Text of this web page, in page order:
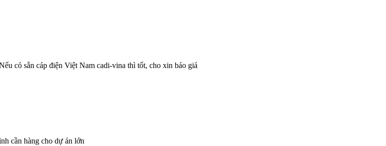
có sẵn cáp điện Việt Nam cadi-vina thì tốt, cho xin báo giá
cần hàng cho dự án lớn